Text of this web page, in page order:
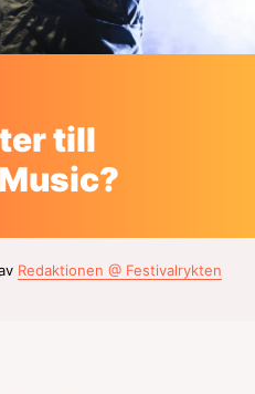
till
Redaktionen @ Festivalrykten